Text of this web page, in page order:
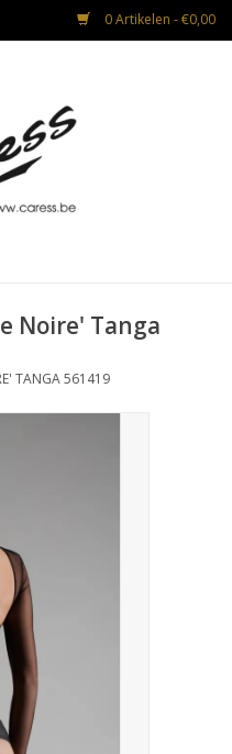
0 Artikelen - €0,00
Noire' Tanga
TANGA 561419